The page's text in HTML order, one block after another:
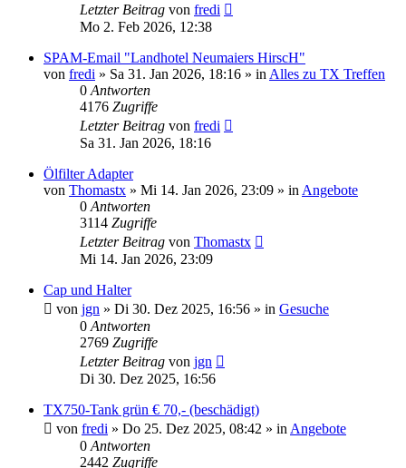
Letzter Beitrag von fredi
Mo 2. Feb 2026, 12:38
SPAM-Email "Landhotel Neumaiers HirscH"
von fredi » Sa 31. Jan 2026, 18:16 » in Alles zu TX Treffen
0 Antworten
4176 Zugriffe
Letzter Beitrag von fredi
Sa 31. Jan 2026, 18:16
Ölfilter Adapter
von Thomastx » Mi 14. Jan 2026, 23:09 » in Angebote
0 Antworten
3114 Zugriffe
Letzter Beitrag von Thomastx
Mi 14. Jan 2026, 23:09
Cap und Halter
von jgn » Di 30. Dez 2025, 16:56 » in Gesuche
0 Antworten
2769 Zugriffe
Letzter Beitrag von jgn
Di 30. Dez 2025, 16:56
TX750-Tank grün € 70,- (beschädigt)
von fredi » Do 25. Dez 2025, 08:42 » in Angebote
0 Antworten
2442 Zugriffe